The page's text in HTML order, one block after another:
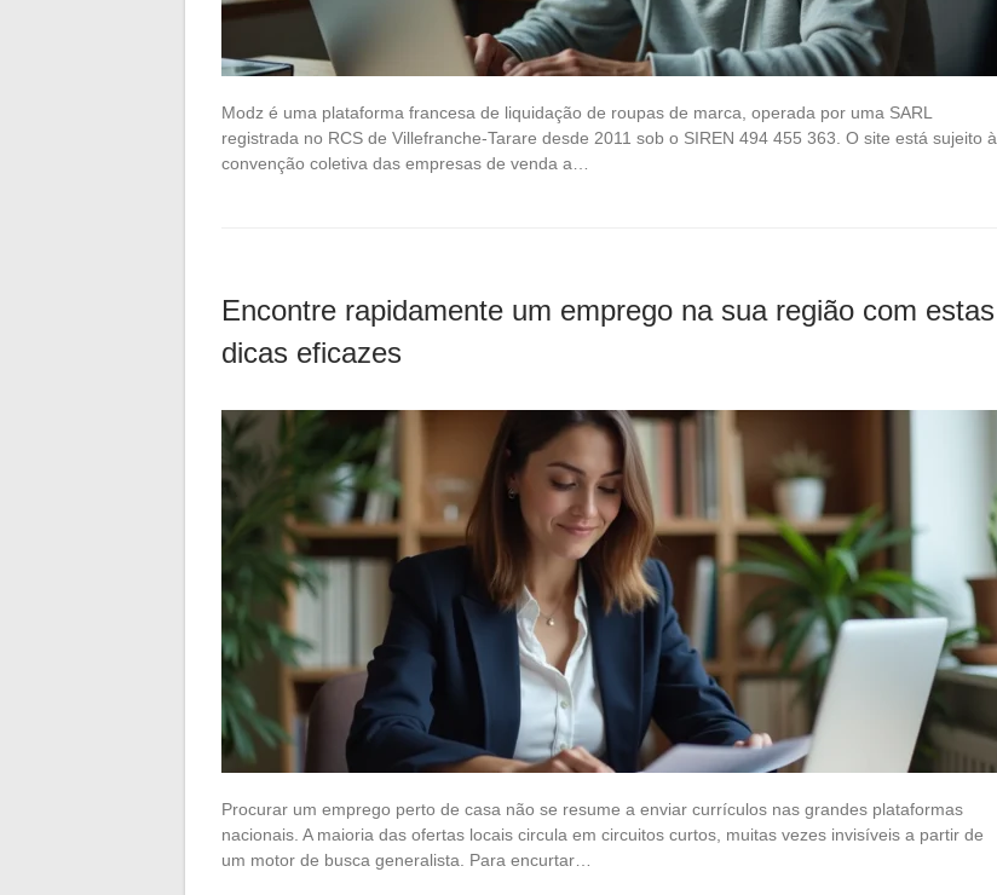
Modz é uma plataforma francesa de liquidação de roupas de marca, operada por uma SARL
registrada no RCS de Villefranche-Tarare desde 2011 sob o SIREN 494 455 363. O site está sujeito à
convenção coletiva das empresas de venda a…
Encontre rapidamente um emprego na sua região com estas
dicas eficazes
Procurar um emprego perto de casa não se resume a enviar currículos nas grandes plataformas
nacionais. A maioria das ofertas locais circula em circuitos curtos, muitas vezes invisíveis a partir de
um motor de busca generalista. Para encurtar…